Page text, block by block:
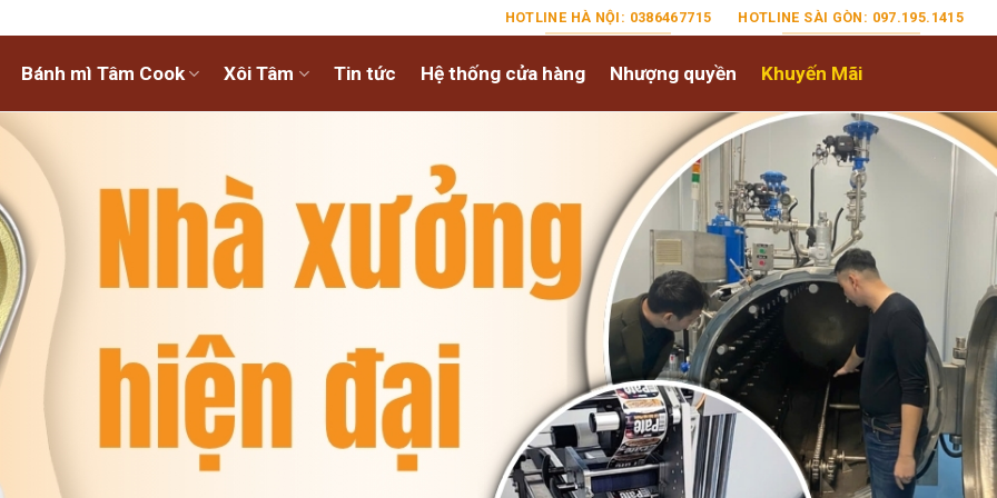
HOTLINE HÀ NỘI: 0386467715 HOTLINE SÀI GÒN: 097.195.1415
Bánh mì Tâm Cook Xôi Tâm Tin tức Hệ thống cửa hàng Nhượng quyền Khuyến Mãi